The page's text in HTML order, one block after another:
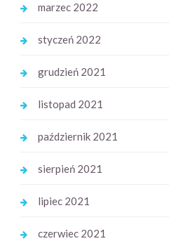
marzec 2022
styczeń 2022
grudzień 2021
listopad 2021
październik 2021
sierpień 2021
lipiec 2021
czerwiec 2021